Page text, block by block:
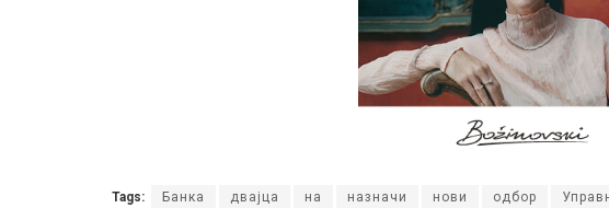
Tags: Банка двајца на назначи нови одбор